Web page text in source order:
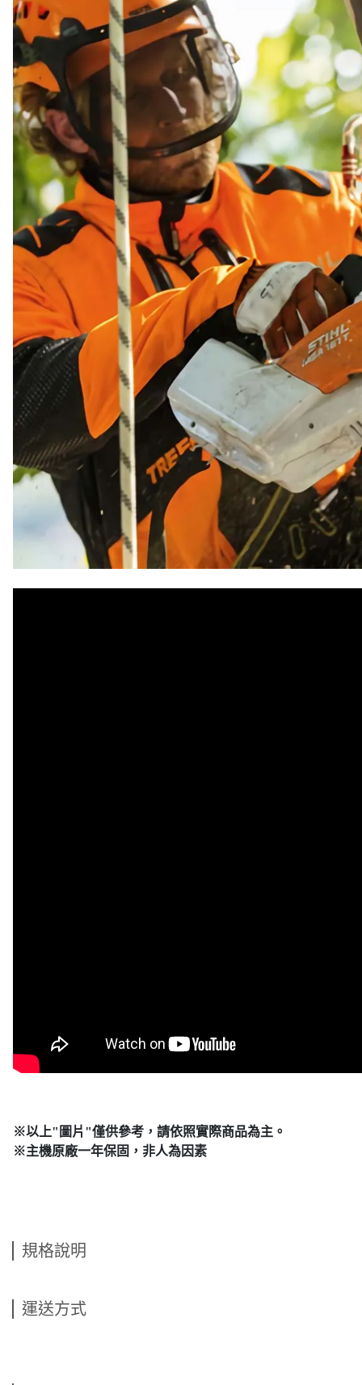
※以上"圖片"僅供參考，請依照實際商品為主。
※主機原廠一年保固，非人為因素
規格說明
運送方式